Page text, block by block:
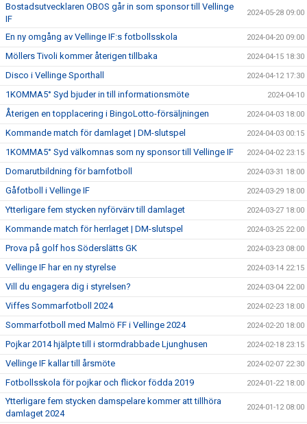
Bostadsutvecklaren OBOS går in som sponsor till Vellinge
IF
2024-05-28 09:00
En ny omgång av Vellinge IF:s fotbollsskola 2024-04-20 09:00
Möllers Tivoli kommer återigen tillbaka 2024-04-15 18:30
Disco i Vellinge Sporthall 2024-04-12 17:30
1KOMMA5° Syd bjuder in till informationsmöte 2024-04-10
Återigen en topplacering i BingoLotto-försäljningen 2024-04-03 18:00
Kommande match för damlaget | DM-slutspel 2024-04-03 00:15
1KOMMA5° Syd välkomnas som ny sponsor till Vellinge IF 2024-04-02 23:15
Domarutbildning för barnfotboll 2024-03-31 18:00
Gåfotboll i Vellinge IF 2024-03-29 18:00
Ytterligare fem stycken nyförvärv till damlaget 2024-03-27 18:00
Kommande match för herrlaget | DM-slutspel 2024-03-25 22:00
Prova på golf hos Söderslätts GK 2024-03-23 08:00
Vellinge IF har en ny styrelse 2024-03-14 22:15
Vill du engagera dig i styrelsen? 2024-03-04 22:00
Viffes Sommarfotboll 2024 2024-02-23 18:00
Sommarfotboll med Malmö FF i Vellinge 2024 2024-02-20 18:00
Pojkar 2014 hjälpte till i stormdrabbade Ljunghusen 2024-02-18 23:15
Vellinge IF kallar till årsmöte 2024-02-07 22:30
Fotbollsskola för pojkar och flickor födda 2019 2024-01-22 18:00
Ytterligare fem stycken damspelare kommer att tillhöra
damlaget 2024
2024-01-12 08:00